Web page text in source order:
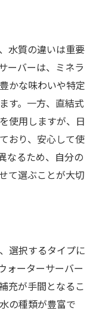
水質の違いは重要
ーバーは、ミネラ
かな味わいや特定
す。一方、直結式
使用しますが、日
おり、安心して使
なるため、自分の
て選ぶことが大切
選択するタイプに
ォーターサーバー
充が手間となるこ
の種類が豊富で